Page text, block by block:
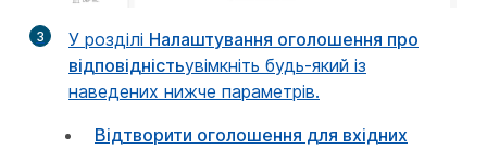
3 У розділі Налаштування оголошення про
відповідністьувімкніть будь-який із
наведених нижче параметрів.
Відтворити оголошення для вхідних